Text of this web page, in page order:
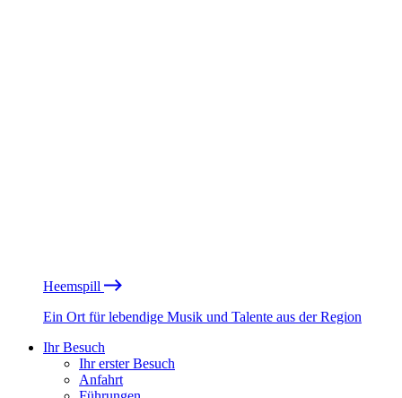
Heemspill
Ein Ort für lebendige Musik und Talente aus der Region
Ihr Besuch
Ihr erster Besuch
Anfahrt